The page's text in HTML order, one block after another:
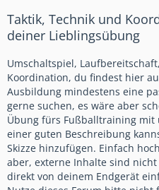
Taktik, Technik und
deiner Lieblingsübung
Umschaltspiel,
Koordination, du findest hier
Ausbildung mindestens eine
gerne suchen, es wäre aber
Übung fürs Fußballtraining mit
einer guten Beschreibung
Skizze hinzufügen. Einfach
aber, externe Inhalte sind
direkt von deinem Endgerät